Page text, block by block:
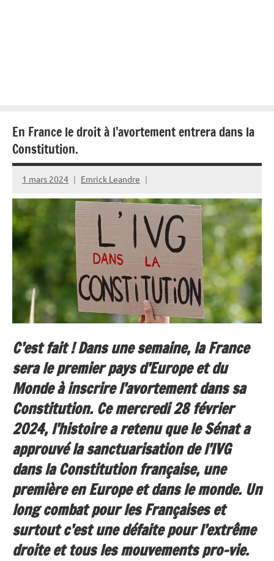
En France le droit à l’avortement entrera dans la
Constitution.
1 mars 2024 Emrick Leandre
C’est fait ! Dans une semaine, la France
sera le premier pays d’Europe et du
Monde à inscrire l’avortement dans sa
Constitution. Ce mercredi 28 février
2024, l’histoire a retenu que le Sénat a
approuvé la sanctuarisation de l’IVG
dans la Constitution française, une
première en Europe et dans le monde. Un
long combat pour les Françaises et
surtout c’est une défaite pour l’extrême
droite et tous les mouvements pro-vie.